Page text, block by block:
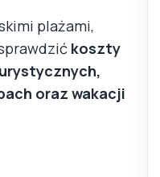
plażami,
koszty
oraz wakacji